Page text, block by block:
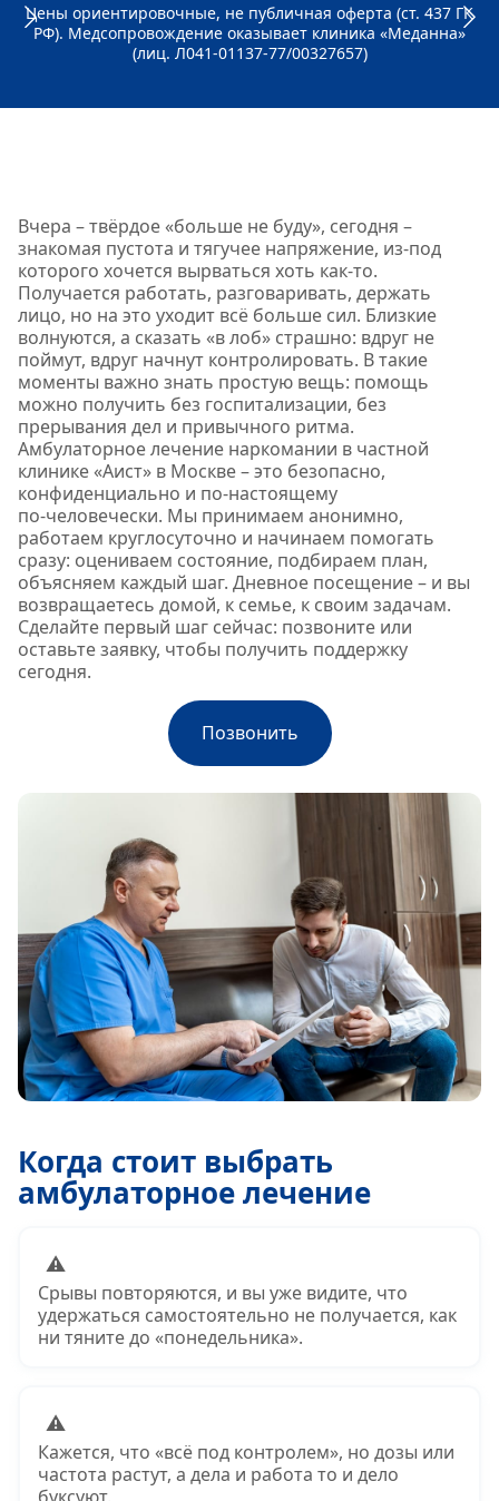
Цены ориентировочные, не публичная оферта (ст. 437 ГК
РФ). Медсопровождение оказывает клиника «Меданна»
(лиц. Л041-01137-77/00327657)
Вчера – твёрдое «больше не буду», сегодня –
знакомая пустота и тягучее напряжение, из‑под
которого хочется вырваться хоть как‑то.
Получается работать, разговаривать, держать
лицо, но на это уходит всё больше сил. Близкие
волнуются, а сказать «в лоб» страшно: вдруг не
поймут, вдруг начнут контролировать. В такие
моменты важно знать простую вещь: помощь
можно получить без госпитализации, без
прерывания дел и привычного ритма.
Амбулаторное лечение наркомании в частной
клинике «Аист» в Москве – это безопасно,
конфиденциально и по‑настоящему
по‑человечески. Мы принимаем анонимно,
работаем круглосуточно и начинаем помогать
сразу: оцениваем состояние, подбираем план,
объясняем каждый шаг. Дневное посещение – и вы
возвращаетесь домой, к семье, к своим задачам.
Сделайте первый шаг сейчас: позвоните или
оставьте заявку, чтобы получить поддержку
сегодня.
Позвонить
Когда стоит выбрать
амбулаторное лечение
⚠
Срывы повторяются, и вы уже видите, что
удержаться самостоятельно не получается, как
ни тяните до «понедельника».
⚠
Кажется, что «всё под контролем», но дозы или
частота растут, а дела и работа то и дело